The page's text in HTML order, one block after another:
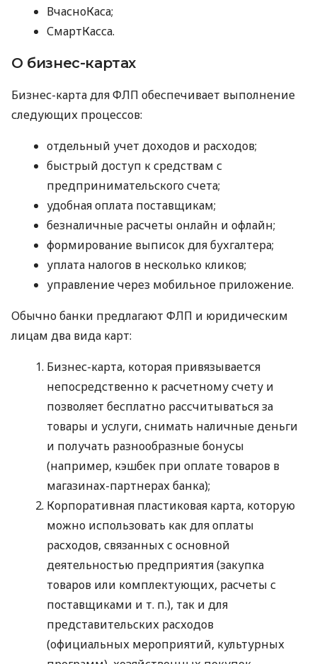
ВчасноКаса;
СмартКасса.
О бизнес-картах
Бизнес-карта для ФЛП обеспечивает выполнение
следующих процессов:
отдельный учет доходов и расходов;
быстрый доступ к средствам с
предпринимательского счета;
удобная оплата поставщикам;
безналичные расчеты онлайн и офлайн;
формирование выписок для бухгалтера;
уплата налогов в несколько кликов;
управление через мобильное приложение.
Обычно банки предлагают ФЛП и юридическим
лицам два вида карт:
Бизнес-карта, которая привязывается
непосредственно к расчетному счету и
позволяет бесплатно рассчитываться за
товары и услуги, снимать наличные деньги
и получать разнообразные бонусы
(например, кэшбек при оплате товаров в
магазинах-партнерах банка);
Корпоративная пластиковая карта, которую
можно использовать как для оплаты
расходов, связанных с основной
деятельностью предприятия (закупка
товаров или комплектующих, расчеты с
поставщиками и т. п.), так и для
представительских расходов
(официальных мероприятий, культурных